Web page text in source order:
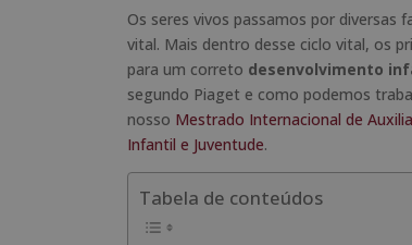
Os seres vivos passamos por diversas
vital. Mais dentro desse ciclo vital, os
para um correto desenvolvimento
segundo Piaget e como podemos
nosso Mestrado Internacional de
Infantil e Juventude.
Tabela de conteúdos